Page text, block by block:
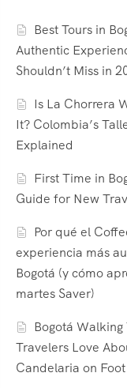
Best Tours in
Authentic
Shouldn’t Miss in
Is La Chorrera
It? Colombia’s
Explained
First Time in
Guide for New
Por qué el
experiencia más
Bogotá (y cómo
martes Saver)
Bogotá
Travelers Love
Candelaria on Foot